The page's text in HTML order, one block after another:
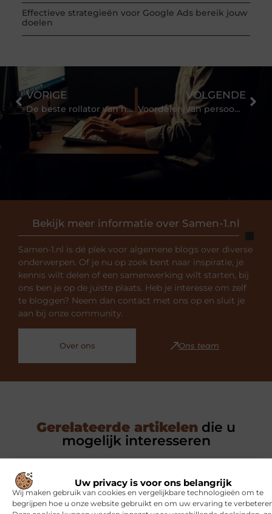
Uw privacy is voor ons belangrijk
Wij maken gebruik van cookies en vergelijkbare technologieën om te
begrijpen hoe u onze website gebruikt en om uw ervaring te
Effectieve strategieën voor Google Ads bereik jouw
doelen
Bekijk meer informatie over Samen-1.nl
Samen-1.nl is dé plek voor algemene blogs over diverse
onderwerpen. Of je nu op zoek bent naar inspiratie, je
kennis wilt delen of een samenwerking wilt starten, bij
ons ben je op de juiste plaats. Heb je interesse om zelf
te bloggen? Neem dan contact met ons op en sluit je
aan bij onze community.
Over ons Ons team
VORIGE
De beste rollator van het moment!
VOLGENDE
Voordelen van persoonlijk alarm Limburg
Gerelateerde artikelen die u
mogelijk interesseren